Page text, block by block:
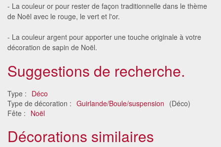
- La couleur or pour rester de façon traditionnelle dans le thème
de Noël avec le rouge, le vert et l'or.
- La couleur argent pour apporter une touche originale à votre
décoration de sapin de Noël.
Suggestions de recherche.
Type : Déco
Type de décoration : Guirlande/Boule/suspension (Déco)
Fête : Noël
Décorations similaires